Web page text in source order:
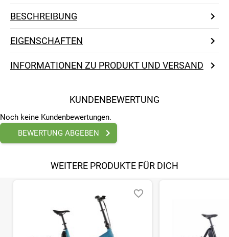
BESCHREIBUNG
EIGENSCHAFTEN
INFORMATIONEN ZU PRODUKT UND VERSAND
KUNDENBEWERTUNG
Noch keine Kundenbewertungen.
BEWERTUNG ABGEBEN
WEITERE PRODUKTE FÜR DICH